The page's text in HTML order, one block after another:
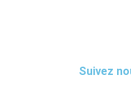
Suivez